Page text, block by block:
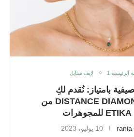
الرئيسية 1 لايف ستايل
بامتياز: نُقدم لكِ
مجموعة DISTANCE DIAMOND من
rania 10 يوليو، 2023